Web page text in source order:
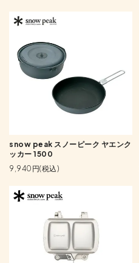
snow peak スノーピーク ヤエンク
ッカー 1500
9,940円(税込)